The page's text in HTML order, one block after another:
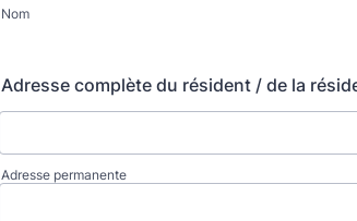
Nom
Adresse complète du résident / de la
Adresse permanente